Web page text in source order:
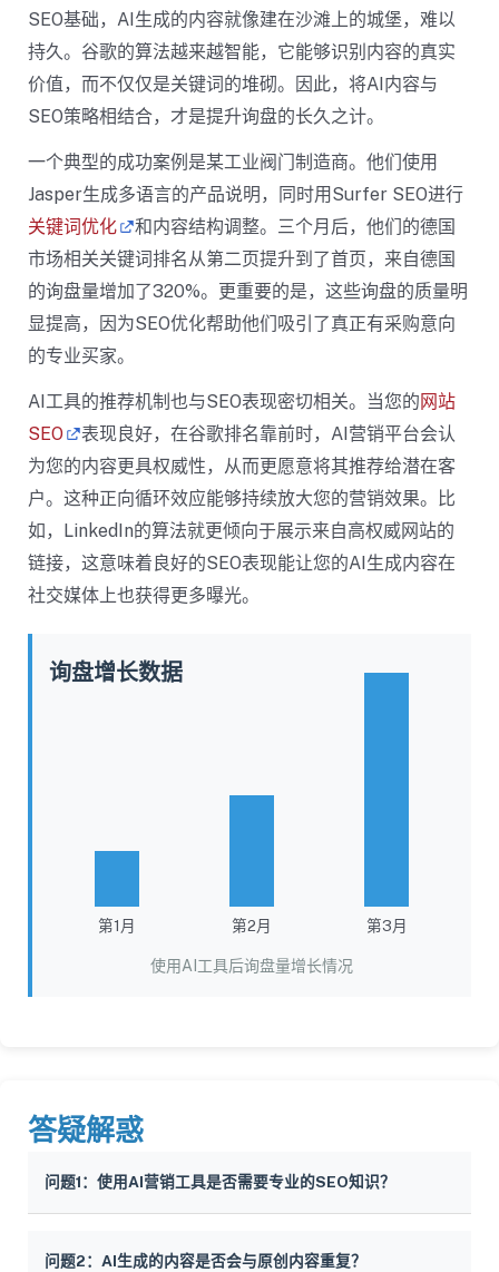
SEO基础，AI生成的内容就像建在沙滩上的城堡，难以
持久。谷歌的算法越来越智能，它能够识别内容的真实
价值，而不仅仅是关键词的堆砌。因此，将AI内容与
SEO策略相结合，才是提升询盘的长久之计。
一个典型的成功案例是某工业阀门制造商。他们使用
Jasper生成多语言的产品说明，同时用Surfer SEO进行
关键词优化
和内容结构调整。三个月后，他们的德国
市场相关关键词排名从第二页提升到了首页，来自德国
的询盘量增加了320%。更重要的是，这些询盘的质量明
显提高，因为SEO优化帮助他们吸引了真正有采购意向
的专业买家。
AI工具的推荐机制也与SEO表现密切相关。当您的 网站
SEO
表现良好，在谷歌排名靠前时，AI营销平台会认
为您的内容更具权威性，从而更愿意将其推荐给潜在客
户。这种正向循环效应能够持续放大您的营销效果。比
如，LinkedIn的算法就更倾向于展示来自高权威网站的
链接，这意味着良好的SEO表现能让您的AI生成内容在
社交媒体上也获得更多曝光。
询盘增长数据
第1月 第2月 第3月
使用AI工具后询盘量增长情况
答疑解惑
问题1：使用AI营销工具是否需要专业的SEO知识？
问题2：AI生成的内容是否会与原创内容重复？